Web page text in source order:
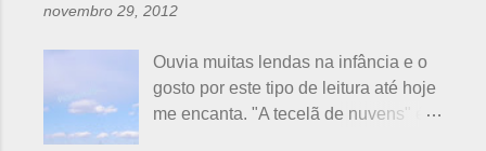
ou atrasando a florescência. Também
identificação ou com o nome das
flores, pelas cores e algumas
semelhanças. Saiba como identificar
novembro 29, 2012
Ouvia muitas lendas na infância e o
gosto por este tipo de leitura até hoje
me encanta. "A tecelã de nuvens" é